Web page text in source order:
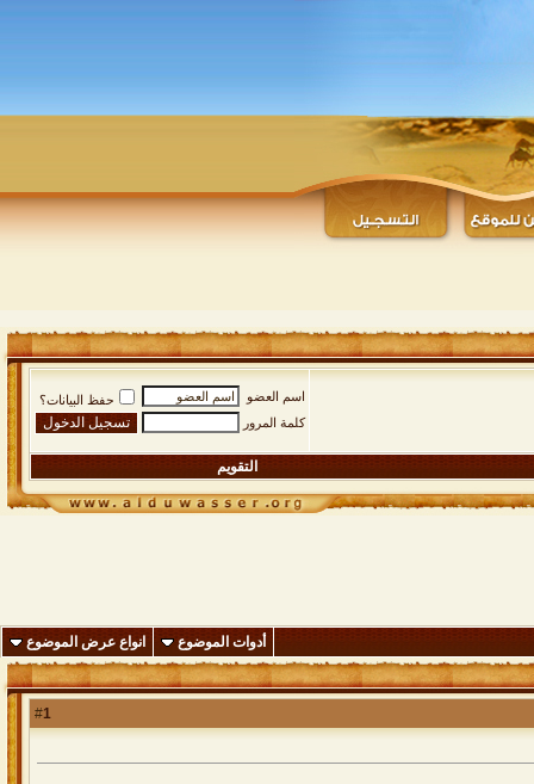
اسم العضو
حفظ البيانات؟
كلمة المرور
التقويم
أدوات الموضوع انواع عرض الموضوع
1